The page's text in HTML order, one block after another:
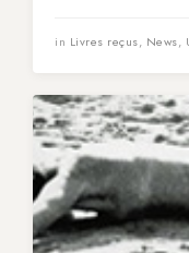
in Livres reçus, News,